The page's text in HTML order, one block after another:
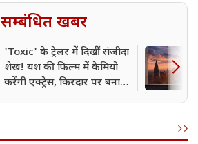
सम्बंधित खबर
'Toxic' के ट्रेलर में दिखीं संजीदा
शेख! यश की फिल्म में कैमियो
करेंगी एक्ट्रेस, किरदार पर बना